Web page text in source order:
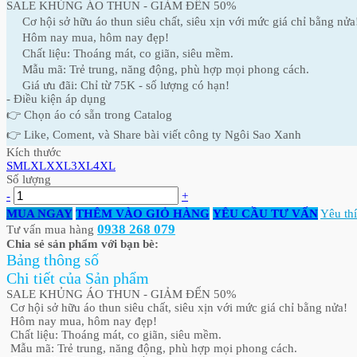
SALE KHỦNG ÁO THUN - GIẢM ĐẾN 50%
Cơ hội sở hữu áo thun siêu chất, siêu xịn với mức giá chỉ bằng
Hôm nay mua, hôm nay đẹp!
Chất liệu: Thoáng mát, co giãn, siêu mềm.
Mẫu mã: Trẻ trung, năng động, phù hợp mọi phong cách.
Giá ưu đãi: Chỉ từ 75K - số lượng có hạn!
- Điều kiện áp dụng
👉 Chọn áo có sẵn trong Catalog
👉 Like, Coment, và Share bài viết công ty Ngôi Sao Xanh
Kích thước
SMLXLXXL3XL4XL
Số lượng
-
+
MUA NGAY THÊM VÀO GIỎ HÀNG YÊU CẦU TƯ VẤNYêu
Tư vấn mua hàng 0938 268 079
Chia sẻ sản phẩm với bạn bè:
Bảng thông số
Chi tiết của Sản phẩm
SALE KHỦNG ÁO THUN - GIẢM ĐẾN 50%
Cơ hội sở hữu áo thun siêu chất, siêu xịn với mức giá chỉ bằng nửa!
Hôm nay mua, hôm nay đẹp!
Chất liệu: Thoáng mát, co giãn, siêu mềm.
Mẫu mã: Trẻ trung, năng động, phù hợp mọi phong cách.